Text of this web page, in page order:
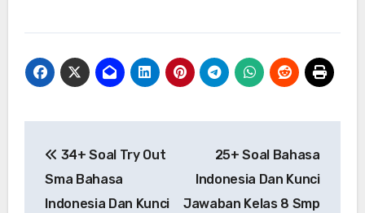
navigation
34+ Soal Try Out
Sma Bahasa
Indonesia Dan Kunci
25+ Soal Bahasa
Indonesia Dan Kunci
Jawaban Kelas 8 Smp